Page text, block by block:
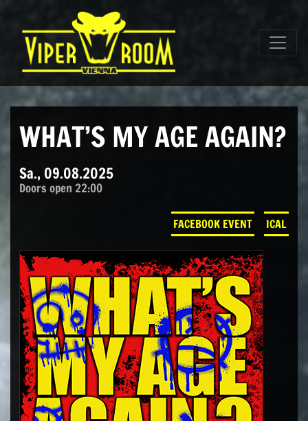
Hauptnavigation
WHAT’S MY AGE AGAIN?
Sa., 09.08.2025
Doors open 22:00
FACEBOOK EVENT ICAL